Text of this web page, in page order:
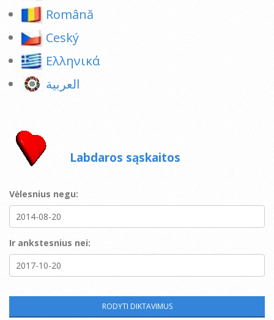
Română
Ceský
Ελληνικά
العربية
Labdaros sąskaitos
Vėlesnius negu:
Ir ankstesnius nei: